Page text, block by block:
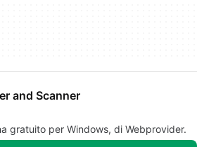
and Scanner
gratuito per Windows, di Webprovider.